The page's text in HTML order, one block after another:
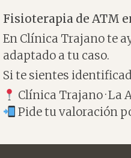
Fisioterapia de ATM
En Clínica Trajano te
adaptado a tu caso.
Si te sientes
Clínica Trajano · La
Pide tu valoración